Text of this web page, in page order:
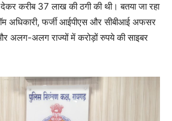
देकर करीब 37 लाख की ठगी की थी। बतया जा रहा
अधिकारी, फर्जी आईपीएस और सीबीआई अफसर
अलग-अलग राज्यों में करोड़ों रुपये की साइबर